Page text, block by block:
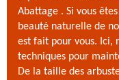
Abattage . Si vous
beauté naturelle de
est fait pour vous. Ici,
techniques pour
De la taille des